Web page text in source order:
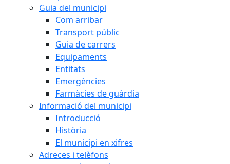
Guia del municipi
Com arribar
Transport públic
Guia de carrers
Equipaments
Entitats
Emergències
Farmàcies de guàrdia
Informació del municipi
Introducció
Història
El municipi en xifres
Adreces i telèfons